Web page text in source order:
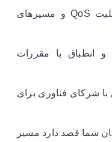
– سرمایه‌گذاری در شبکه‌ی با قابلیت QoS و مسیرهای
انطباق با مقررات
شرکای فناوری برای
شما قصد دارد مسیر